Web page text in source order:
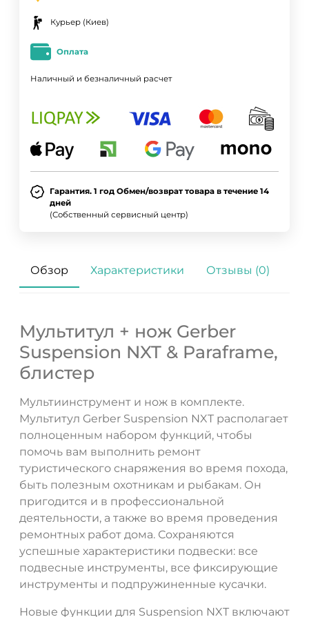
Курьер (Киев)
Оплата
Наличный и безналичный расчет
Гарантия. 1 год Обмен/возврат товара в течение 14
дней
(Собственный сервисный центр)
Обзор Характеристики Отзывы (0)
Мультитул + нож Gerber
Suspension NXT & Paraframe,
блистер
Мультиинструмент и нож в комплекте.
Мультитул Gerber Suspension NXT располагает
полноценным набором функций, чтобы
помочь вам выполнить ремонт
туристического снаряжения во время похода,
быть полезным охотникам и рыбакам. Он
пригодится и в профессиональной
деятельности, а также во время проведения
ремонтных работ дома. Сохраняются
успешные характеристики подвески: все
подвесные инструменты, все фиксирующие
инструменты и подпружиненные кусачки.
Новые функции для Suspension NXT включают